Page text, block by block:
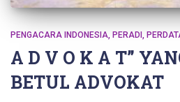
PENGACARA INDONESIA PERADI
A D V O K A T”
BETUL ADVOKAT